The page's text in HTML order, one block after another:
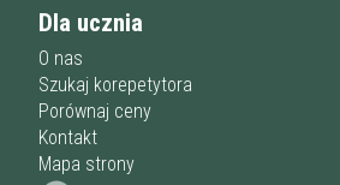
Staż korepetytora
Wiek korepetytora
Dla ucznia
O nas
Szukaj korepetytora
Porównaj ceny
Kontakt
Mapa strony